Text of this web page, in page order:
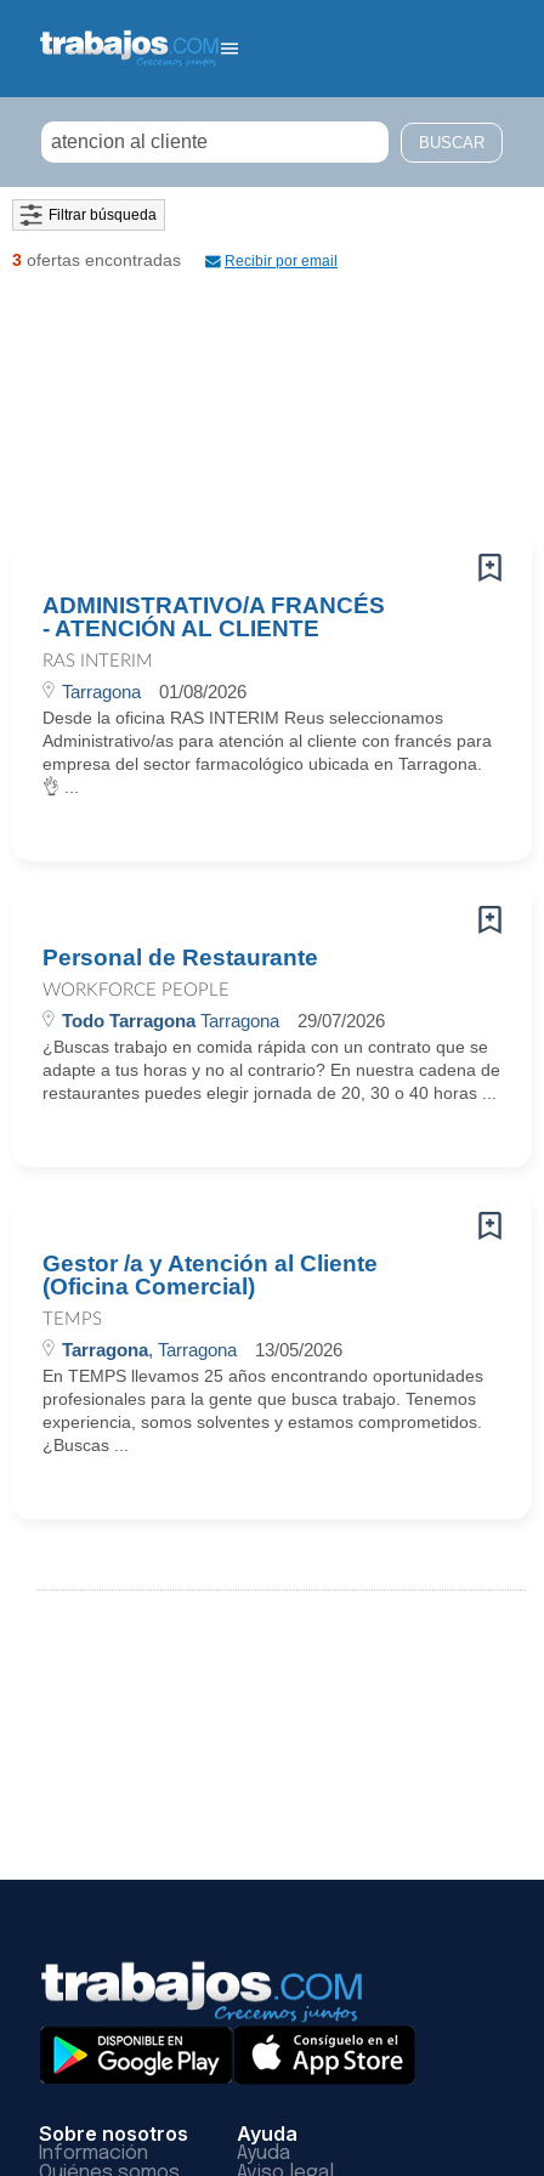
Filtrar búsqueda
3 ofertas encontradas Recibir por email
ADMINISTRATIVO/A FRANCÉS
- ATENCIÓN AL CLIENTE
RAS INTERIM
Tarragona 01/08/2026
Desde la oficina RAS INTERIM Reus seleccionamos
Administrativo/as para atención al cliente con francés para
empresa del sector farmacológico ubicada en Tarragona.
👌 ...
Personal de Restaurante
WORKFORCE PEOPLE
Todo TarragonaTarragona 29/07/2026
¿Buscas trabajo en comida rápida con un contrato que se
adapte a tus horas y no al contrario? En nuestra cadena de
restaurantes puedes elegir jornada de 20, 30 o 40 horas ...
Gestor /a y Atención al Cliente
(Oficina Comercial)
TEMPS
Tarragona, Tarragona 13/05/2026
En TEMPS llevamos 25 años encontrando oportunidades
profesionales para la gente que busca trabajo. Tenemos
experiencia, somos solventes y estamos comprometidos.
¿Buscas ...
Sobre nosotros
Información
Ayuda
Ayuda